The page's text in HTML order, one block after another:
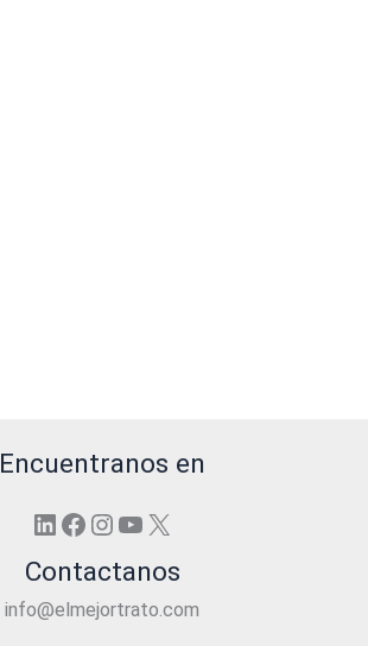
Encuentranos en
LinkedIn
Facebook
Instagram
YouTube
X
Contactanos
info@elmejortrato.com